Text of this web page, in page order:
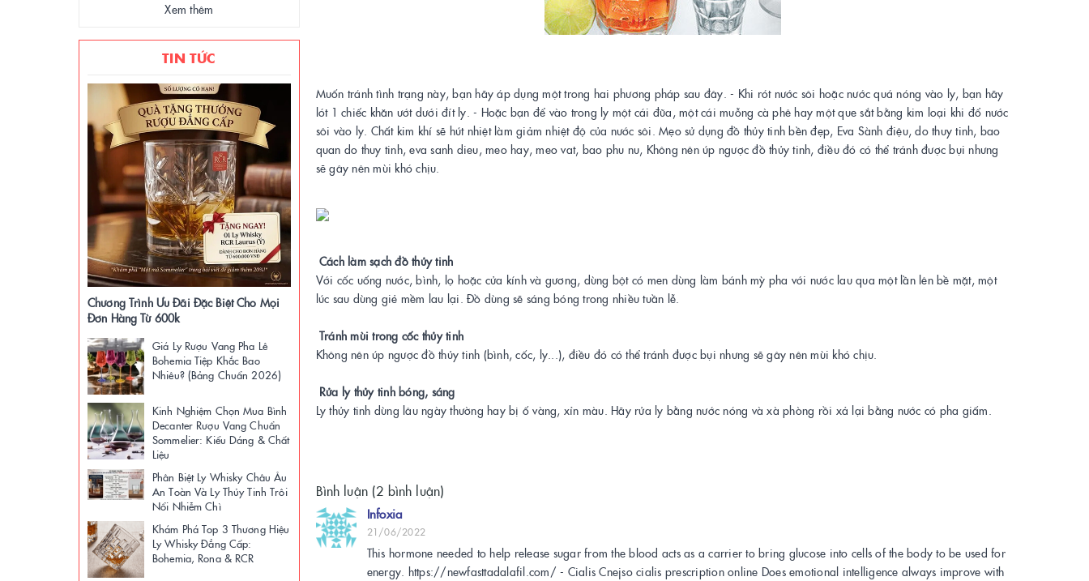
Muốn tránh tình trạng này, bạn hãy áp dụng một trong hai phương pháp sau đây. - Khi rót nước sôi hoặc nước quá nóng vào ly, bạn hãy
lót 1 chiếc khăn ướt dưới đít ly. - Hoặc bạn để vào trong ly một cái đũa, một cái muỗng cà phê hay một que sắt bằng kim loại khi đổ nước
sôi vào ly. Chất kim khí sẽ hút nhiệt làm giảm nhiệt độ của nước sôi. Mẹo sử dụng đồ thủy tinh bền đẹp, Eva Sành điệu, do thuy tinh, bao
quan do thuy tinh, eva sanh dieu, meo hay, meo vat, bao phu nu, Không nên úp ngược đồ thủy tinh, điều đó có thể tránh được bụi nhưng
sẽ gây nên mùi khó chịu.
Cách làm sạch đồ thủy tinh
Với cốc uống nước, bình, lọ hoặc cửa kính và gương, dùng bột có men dùng làm bánh mỳ pha với nước lau qua một lần lên bề mặt, một
lúc sau dùng giẻ mềm lau lại. Đồ dùng sẽ sáng bóng trong nhiều tuần lễ.
Tránh mùi trong cốc thủy tinh
Không nên úp ngược đồ thủy tinh (bình, cốc, ly...), điều đó có thể tránh được bụi nhưng sẽ gây nên mùi khó chịu.
Rửa ly thủy tinh bóng, sáng
Ly thủy tinh dùng lâu ngày thường hay bị ố vàng, xỉn màu. Hãy rửa ly bằng nước nóng và xà phòng rồi xả lại bằng nước có pha giấm.
Bình luận (2 bình luận)
Infoxia
21/06/2022
This hormone needed to help release sugar from the blood acts as a carrier to bring glucose into cells of the body to be used for
energy. https://newfasttadalafil.com/ - Cialis Cnejso cialis prescription online Does emotional intelligence always improve with
Xem thêm
TIN TỨC
Chương Trình Ưu Đãi Đặc Biệt Cho Mọi
Đơn Hàng Từ 600k
Giá Ly Rượu Vang Pha Lê
Bohemia Tiệp Khắc Bao
Nhiêu? (Bảng Chuẩn 2026)
Kinh Nghiệm Chọn Mua Bình
Decanter Rượu Vang Chuẩn
Sommelier: Kiểu Dáng & Chất
Liệu
Phân Biệt Ly Whisky Châu Âu
An Toàn Và Ly Thủy Tinh Trôi
Nổi Nhiễm Chì
Khám Phá Top 3 Thương Hiệu
Ly Whisky Đẳng Cấp:
Bohemia, Rona & RCR